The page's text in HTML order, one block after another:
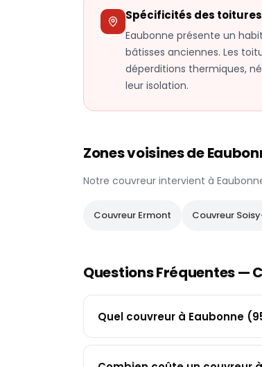
Spécificités des
Eaubonne présente un
bâtisses anciennes. Les
déperditions thermiques,
leur isolation.
Zones voisines de
Notre couvreur intervient à
Couvreur Ermont Couvreur
Questions Fréquentes —
Quel couvreur à Eaubonne